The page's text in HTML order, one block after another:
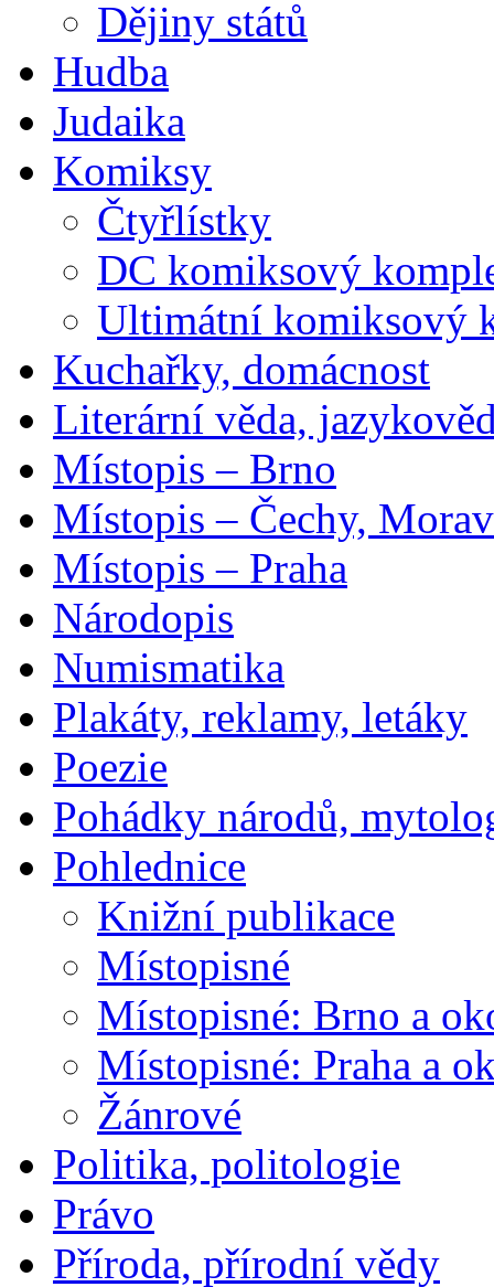
Dějiny států
Hudba
Judaika
Komiksy
Čtyřlístky
DC komiksový
Ultimátní komiksový
Kuchařky, domácnost
Literární věda,
Místopis – Brno
Místopis – Čechy,
Místopis – Praha
Národopis
Numismatika
Plakáty, reklamy, letáky
Poezie
Pohádky národů,
Pohlednice
Knižní publikace
Místopisné
Místopisné: Brno a
Místopisné: Praha a
Žánrové
Politika, politologie
Právo
Příroda, přírodní vědy